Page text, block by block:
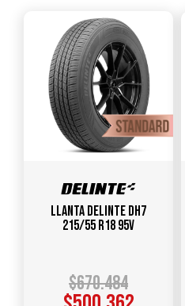
Llanta DELINTE DH7
215/55 R18 95V
$670.484